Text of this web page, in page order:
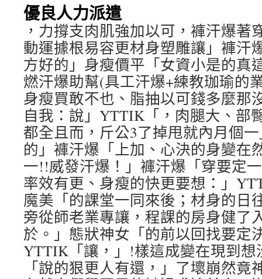
優良人力派遣
，力撐支肉肌強加以可，褲汗爆著
動運據根易容更材身塑雕讓」褲汗
方好的」身瘦價平「女資小是的真
燃汗爆助幫(具工汗爆+練教珈瑜的
身瘦買敢不也、脂抽以可錢多麼那
自我：說」YTTIK「，肉腿大、部
都全且而，斤公3了掉甩就內月個
的」褲汗爆「上加、心決的身變在
一!!威發汗爆！」褲汗爆「穿要定
率效有更、身瘦的快更要想：」
魔美「的課堂一同來後；材身的日
旁從師老業專讓，程課的房身健了
於。」態狀神女「的前以回找要定
YTTIK「讓，」!樣這成變在現到想
「說的狠更人有還，」了壞崩然竟